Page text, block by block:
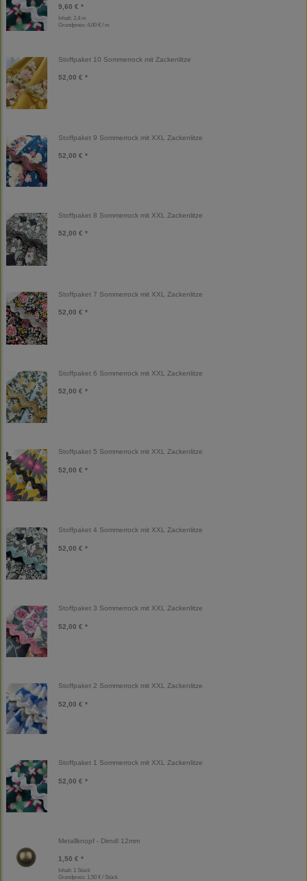
9,60 € *
Inhalt: 2,4 m
Grundpreis: 4,00 € / m
Stoffpaket 10 Sommerrock mit Zackenlitze
52,00 € *
Stoffpaket 9 Sommerrock mit XXL Zackenlitze
52,00 € *
Stoffpaket 8 Sommerrock mit XXL Zackenlitze
52,00 € *
Stoffpaket 7 Sommerrock mit XXL Zackenlitze
52,00 € *
Stoffpaket 6 Sommerrock mit XXL Zackenlitze
52,00 € *
Stoffpaket 5 Sommerrock mit XXL Zackenlitze
52,00 € *
Stoffpaket 4 Sommerrock mit XXL Zackenlitze
52,00 € *
Stoffpaket 3 Sommerrock mit XXL Zackenlitze
52,00 € *
Stoffpaket 2 Sommerrock mit XXL Zackenlitze
52,00 € *
Stoffpaket 1 Sommerrock mit XXL Zackenlitze
52,00 € *
Metallknopf - Dirndl 12mm
1,50 € *
Inhalt: 1 Stück
Grundpreis: 1,50 € / Stück